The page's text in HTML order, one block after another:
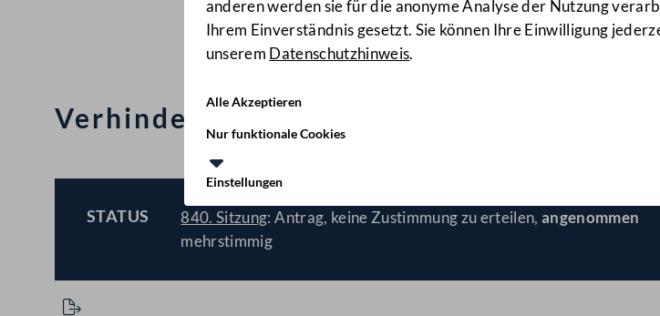
anderen werden sie für die anonyme Analyse der Nutzung
Ihrem Einverständnis gesetzt. Sie können Ihre Einwilligung
unserem Datenschutzhinweis.
Alle Akzeptieren
Nur funktionale Cookies
Einstellungen
Verhinderung einer europäischen
STATUS
BESCHLOSSEN
840. Sitzung: Antrag, keine Zustimmung zu erteilen,angenommen
mehrstimmig